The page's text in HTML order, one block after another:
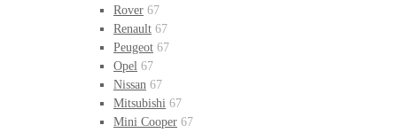
Rover 67
Renault 67
Peugeot 67
Opel 67
Nissan 67
Mitsubishi 67
Mini Cooper 67